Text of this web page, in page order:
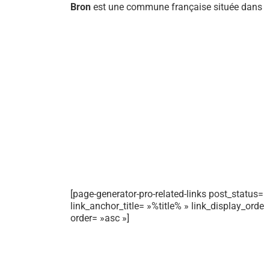
Bron est une commune française située
[page-generator-pro-related-links
link_anchor_title= »%title% »
order= »asc »]